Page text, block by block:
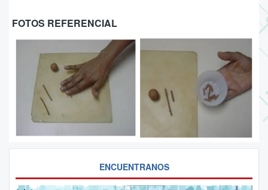
FOTOS REFERENCIAL
ENCUENTRANOS